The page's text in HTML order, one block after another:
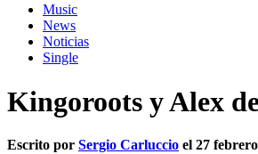
Music
News
Noticias
Single
Kingoroots y Alex
Escrito por Sergio Carluccio el 27